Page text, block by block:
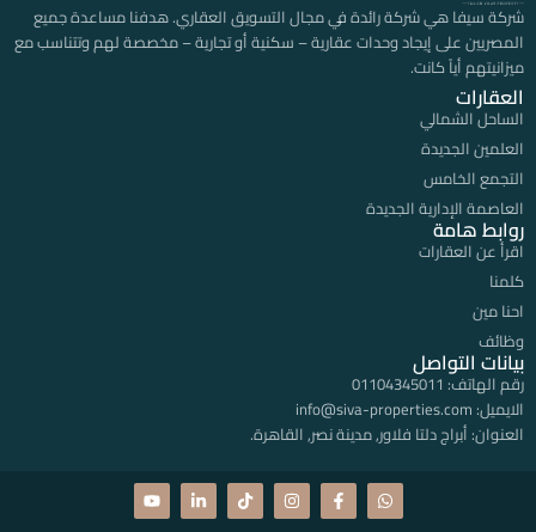
شركة سيفا هي شركة رائدة في مجال التسويق العقاري. هدفنا مساعدة جميع
المصريين على إيجاد وحدات عقارية – سكنية أو تجارية – مخصصة لهم وتتناسب مع
ميزانيتهم أياً كانت.
العقارات
الساحل الشمالي
العلمين الجديدة
التجمع الخامس
العاصمة الإدارية الجديدة
روابط هامة
اقرأ عن العقارات
كلمنا
احنا مين
وظائف
بيانات التواصل
رقم الهاتف: 01104345011
الايميل: info@siva-properties.com
العنوان: أبراج دلتا فلاور, مدينة نصر, القاهرة.
W
h
a
F
a
c
I
n
s
T
i
k
L
i
n
Y
o
u